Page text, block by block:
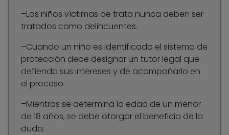
–Los niños víctimas de trata nunca deben ser
tratados como delincuentes.
–Cuando un niño es identificado el sistema de
protección debe designar un tutor legal que
defienda sus intereses y de acompañarlo en
el proceso.
–Mientras se determina la edad de un menor
de 18 años, se debe otorgar el beneficio de la
duda.